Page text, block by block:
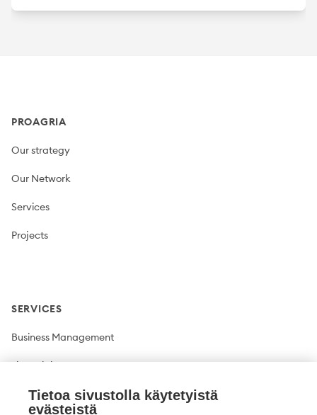
PROAGRIA
Our strategy
Our Network
Services
Projects
SERVICES
Business Management
Financial Management
Plant production
Tietoa sivustolla käytetyistä
evästeistä